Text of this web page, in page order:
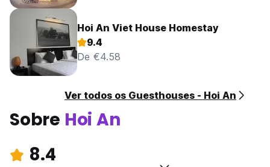
Hoi An Viet House Homestay
9.4
De €4.58
Ver todos os Guesthouses - Hoi An
Sobre Hoi An
8.4